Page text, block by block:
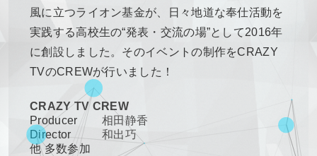
風に立つライオン基金が、日々地道な奉仕活動を
実践する高校生の“発表・交流の場”として2016年
に創設しました。そのイベントの制作をCRAZY
TVのCREWが行いました！
CRAZY TV CREW
Producer
Director
他 多数参加
相田静香
和出巧